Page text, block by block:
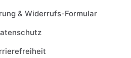
& Widerrufs-Formular